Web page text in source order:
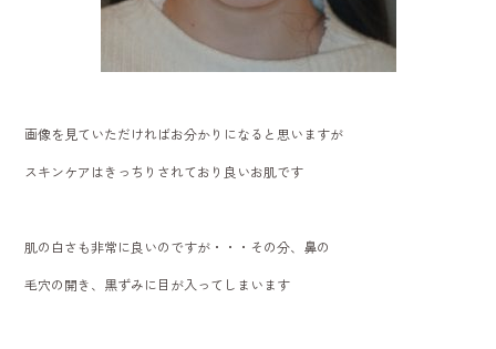
画像を見ていただければお分かりになると思いますが
スキンケアはきっちりされており良いお肌です
肌の白さも非常に良いのですが・・・その分、鼻の
毛穴の開き、黒ずみに目が入ってしまいます